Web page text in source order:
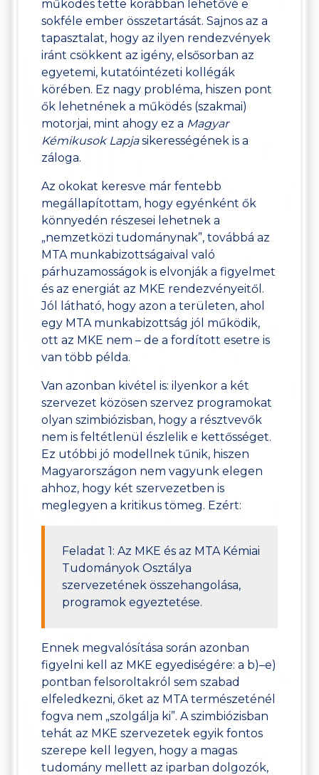
működés tette korábban lehetővé e
sokféle ember összetartását. Sajnos az a
tapasztalat, hogy az ilyen rendezvények
iránt csökkent az igény, elsősorban az
egyetemi, kutatóintézeti kollégák
körében. Ez nagy probléma, hiszen pont
ők lehetnének a működés (szakmai)
motorjai, mint ahogy ez a Magyar
Kémikusok Lapjasikerességének is a
záloga.
Az okokat keresve már fentebb
megállapítottam, hogy egyénként ők
könnyedén részesei lehetnek a
„nemzetközi tudománynak”, továbbá az
MTA munkabizottságaival való
párhuzamosságok is elvonják a figyelmet
és az energiát az MKE rendezvényeitől.
Jól látható, hogy azon a területen, ahol
egy MTA munkabizottság jól működik,
ott az MKE nem – de a fordított esetre is
van több példa.
Van azonban kivétel is: ilyenkor a két
szervezet közösen szervez programokat
olyan szimbiózisban, hogy a résztvevők
nem is feltétlenül észlelik e kettősséget.
Ez utóbbi jó modellnek tűnik, hiszen
Magyarországon nem vagyunk elegen
ahhoz, hogy két szervezetben is
meglegyen a kritikus tömeg. Ezért:
Feladat 1: Az MKE és az MTA Kémiai
Tudományok Osztálya
szervezetének összehangolása,
programok egyeztetése.
Ennek megvalósítása során azonban
figyelni kell az MKE egyediségére: a b)–e)
pontban felsoroltakról sem szabad
elfeledkezni, őket az MTA természeténél
fogva nem „szolgálja ki”. A szimbiózisban
tehát az MKE szervezetek egyik fontos
szerepe kell legyen, hogy a magas
tudomány mellett az iparban dolgozók,